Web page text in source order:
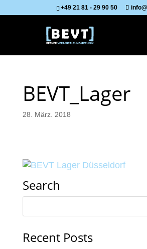
+49 21 81 - 29 90 50
BEVT_Lager
28. März. 2018
Search
Recent Posts